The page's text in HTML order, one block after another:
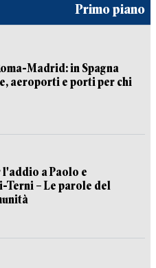
Primo piano
Madrid: in Spagna
aeroporti e porti per chi
l'addio a Paolo e
Terni – Le parole del